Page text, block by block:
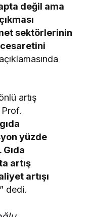
değil ama
sektörlerinin
artış
yüzde
artış
artışı
” dedi.